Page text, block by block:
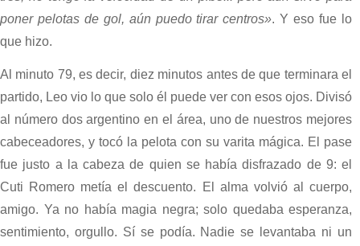
poner pelotas de gol, aún puedo tirar centros». Y eso fue lo
que hizo.
Al minuto 79, es decir, diez minutos antes de que terminara el
partido, Leo vio lo que solo él puede ver con esos ojos. Divisó
al número dos argentino en el área, uno de nuestros mejores
cabeceadores, y tocó la pelota con su varita mágica. El pase
fue justo a la cabeza de quien se había disfrazado de 9: el
Cuti Romero metía el descuento. El alma volvió al cuerpo,
amigo. Ya no había magia negra; solo quedaba esperanza,
sentimiento, orgullo. Sí se podía. Nadie se levantaba ni un